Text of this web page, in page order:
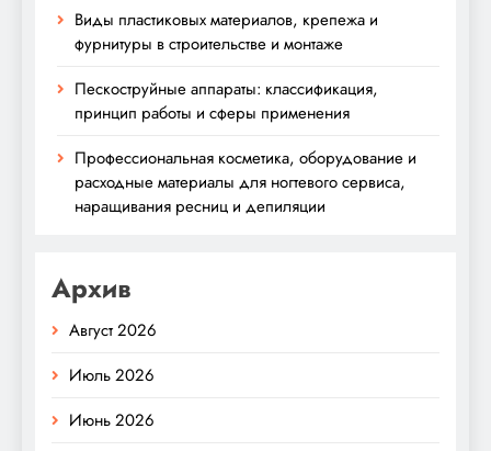
Виды пластиковых материалов, крепежа и
фурнитуры в строительстве и монтаже
Пескоструйные аппараты: классификация,
принцип работы и сферы применения
Профессиональная косметика, оборудование и
расходные материалы для ногтевого сервиса,
наращивания ресниц и депиляции
Архив
Август 2026
Июль 2026
Июнь 2026